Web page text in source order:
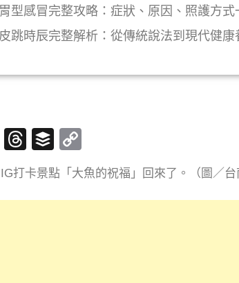
型感冒完整攻略：症狀、原因、照護方式
跳時辰完整解析：從傳統說法到現代健康
X Threads
Buffer
Link
打卡景點「大魚的祝福」回來了。（圖／台